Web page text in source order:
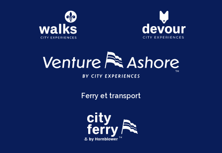
Ferry et transport